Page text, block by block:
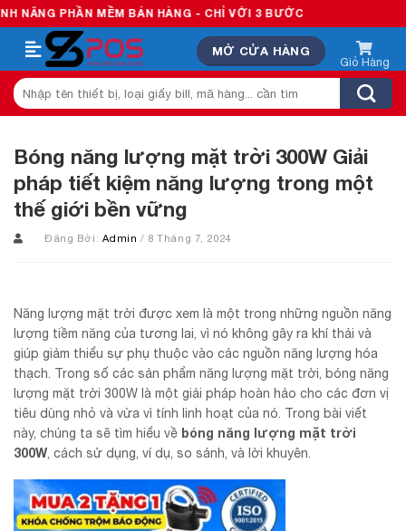
Skip
to
content
MỀM BÁN HÀNG - CHỈ VỚI 3 BƯỚC
MỞ CỬA HÀNG
Tìm
kiếm:
Bóng năng lượng mặt trời 300W Giải
pháp tiết kiệm năng lượng trong một
thế giới bền vững
Đăng Bởi: Admin/ 8 Tháng 7, 2024
Năng lượng mặt trời được xem là một trong những nguồn năng
lượng tiềm năng của tương lai, vì nó không gây ra khí thải và
giúp giảm thiểu sự phụ thuộc vào các nguồn năng lượng hóa
thạch. Trong số các sản phẩm năng lượng mặt trời, bóng năng
lượng mặt trời 300W là một giải pháp hoàn hảo cho các đơn vị
tiêu dùng nhỏ và vừa vì tính linh hoạt của nó. Trong bài viết
này, chúng ta sẽ tìm hiểu về bóng năng lượng mặt trời
300W , cách sử dụng, ví dụ, so sánh, và lời khuyên.